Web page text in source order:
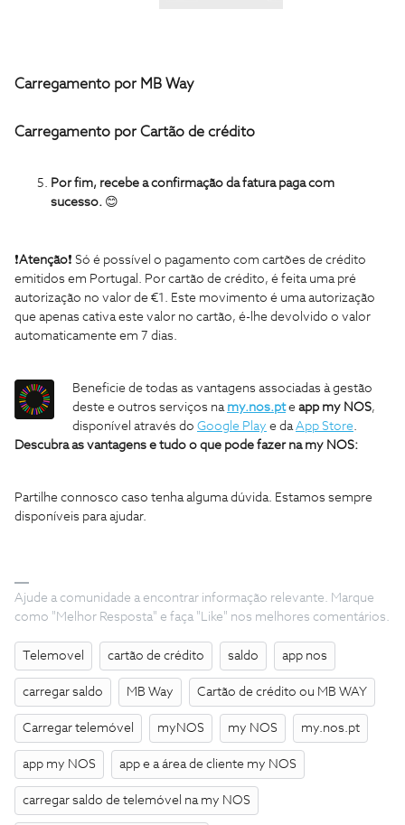
Carregamento por MB Way
Carregamento por Cartão de crédito
Por fim, recebe a confirmação da fatura paga com
sucesso. 😊
❗Atenção❗ Só é possível o pagamento com cartões de crédito
emitidos em Portugal. Por cartão de crédito, é feita uma pré
autorização no valor de €1. Este movimento é uma autorização
que apenas cativa este valor no cartão, é-lhe devolvido o valor
automaticamente em 7 dias.
Beneficie de todas as vantagens associadas à gestão
deste e outros serviços na my.nos.pte app my NOS,
disponível através do Google Play e daApp Store.
Descubra as vantagens e tudo o que pode fazer na my NOS:
Partilhe connosco caso tenha alguma dúvida. Estamos sempre
disponíveis para ajudar.
Ajude a comunidade a encontrar informação relevante. Marque
como "Melhor Resposta" e faça "Like" nos melhores comentários.
Telemovel cartão de crédito saldo app nos
carregar saldo MB Way Cartão de crédito ou MB WAY
Carregar telemóvel myNOS my NOS my.nos.pt
app my NOS app e a área de cliente my NOS
carregar saldo de telemóvel na my NOS